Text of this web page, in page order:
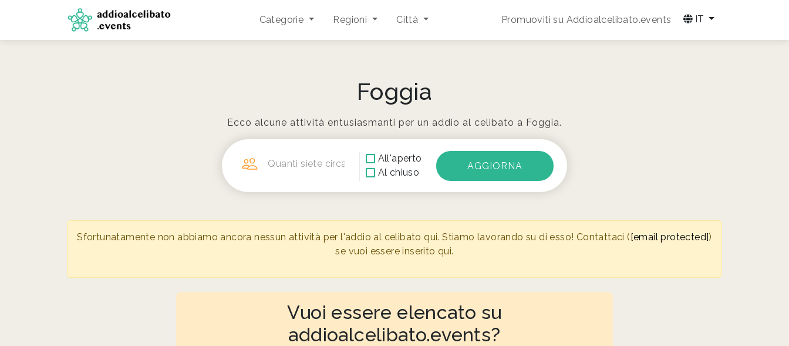
Categorie Regioni Città Promuoviti su Addioalcelibato.events IT
Foggia
Ecco alcune attività entusiasmanti per un addio al celibato a Foggia.
Quanti siete circa?
All'aperto
Al chiuso
Sfortunatamente non abbiamo ancora nessun attività per l'addio al celibato qui. Stiamo lavorando su di esso! Contattaci ([email protected])
se vuoi essere inserito qui.
Vuoi essere elencato su
addioalcelibato.events?